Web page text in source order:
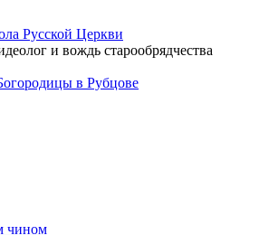
Русской Церкви
и вождь старообрядчества
в Рубцове
чином